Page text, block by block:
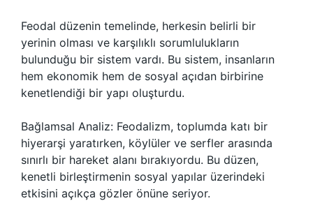
Feodal düzenin temelinde, herkesin belirli bir
yerinin olması ve karşılıklı sorumlulukların
bulunduğu bir sistem vardı. Bu sistem, insanların
hem ekonomik hem de sosyal açıdan birbirine
kenetlendiği bir yapı oluşturdu.
Bağlamsal Analiz: Feodalizm, toplumda katı bir
hiyerarşi yaratırken, köylüler ve serfler arasında
sınırlı bir hareket alanı bırakıyordu. Bu düzen,
kenetli birleştirmenin sosyal yapılar üzerindeki
etkisini açıkça gözler önüne seriyor.